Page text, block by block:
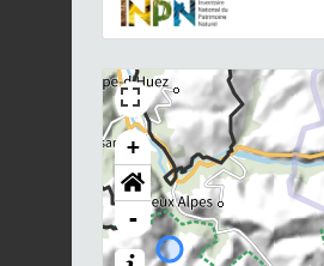
+
-